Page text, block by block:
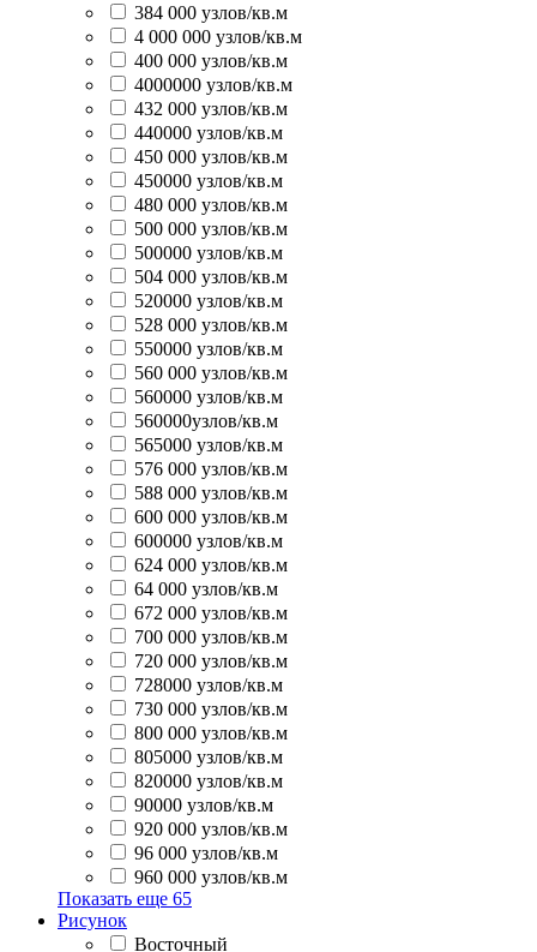
384 000 узлов/кв.м
4 000 000 узлов/кв.м
400 000 узлов/кв.м
4000000 узлов/кв.м
432 000 узлов/кв.м
440000 узлов/кв.м
450 000 узлов/кв.м
450000 узлов/кв.м
480 000 узлов/кв.м
500 000 узлов/кв.м
500000 узлов/кв.м
504 000 узлов/кв.м
520000 узлов/кв.м
528 000 узлов/кв.м
550000 узлов/кв.м
560 000 узлов/кв.м
560000 узлов/кв.м
560000узлов/кв.м
565000 узлов/кв.м
576 000 узлов/кв.м
588 000 узлов/кв.м
600 000 узлов/кв.м
600000 узлов/кв.м
624 000 узлов/кв.м
64 000 узлов/кв.м
672 000 узлов/кв.м
700 000 узлов/кв.м
720 000 узлов/кв.м
728000 узлов/кв.м
730 000 узлов/кв.м
800 000 узлов/кв.м
805000 узлов/кв.м
820000 узлов/кв.м
90000 узлов/кв.м
920 000 узлов/кв.м
96 000 узлов/кв.м
960 000 узлов/кв.м
Показать еще 65
Рисунок
Восточный